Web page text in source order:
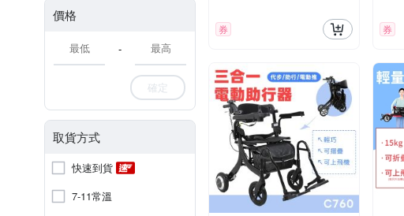
價格
-
確定
取貨方式
快速到貨
7-11常溫
券 券